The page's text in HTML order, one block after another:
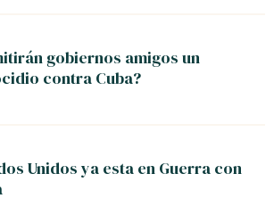
gobiernos amigos un
contra Cuba?
Unidos ya esta en Guerra con